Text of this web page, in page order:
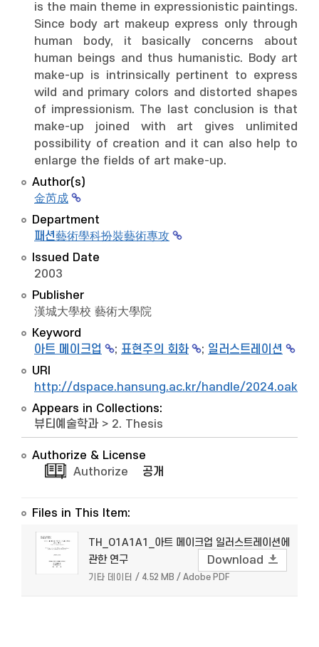
is the main theme in expressionistic paintings.
Since body art makeup express only through
human body, it basically concerns about
human beings and thus humanistic. Body art
make-up is intrinsically pertinent to express
wild and primary colors and distorted shapes
of impressionism. The last conclusion is that
make-up joined with art gives unlimited
possibility of creation and it can also help to
enlarge the fields of art make-up.
Author(s)
金芮成
Department
패션藝術學科扮裝藝術專攻
Issued Date
2003
Publisher
漢城大學校 藝術大學院
Keyword
아트 메이크업
; 표현주의 회화 ; 일러스트레이션
URI
http://dspace.hansung.ac.kr/handle/2024.oak/
Appears in Collections:
뷰티예술학과 > 2. Thesis
Authorize & License
Authorize
공개
Files in This Item:
TH_O1A1A1_아트 메이크업 일러스트레이션에
관한 연구
기타 데이터 / 4.52 MB / Adobe PDF
Download